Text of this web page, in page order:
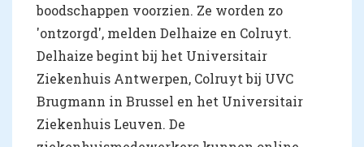
boodschappen voorzien. Ze worden zo
'ontzorgd', melden Delhaize en Colruyt.
Delhaize begint bij het Universitair
Ziekenhuis Antwerpen, Colruyt bij UVC
Brugmann in Brussel en het Universitair
Ziekenhuis Leuven. De